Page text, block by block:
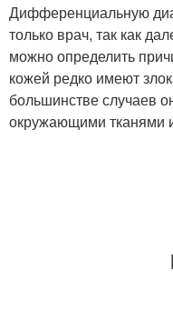
Дифференциальную
только врач, так как
можно определить
кожей редко имеют
большинстве случаев
окружающими тканями